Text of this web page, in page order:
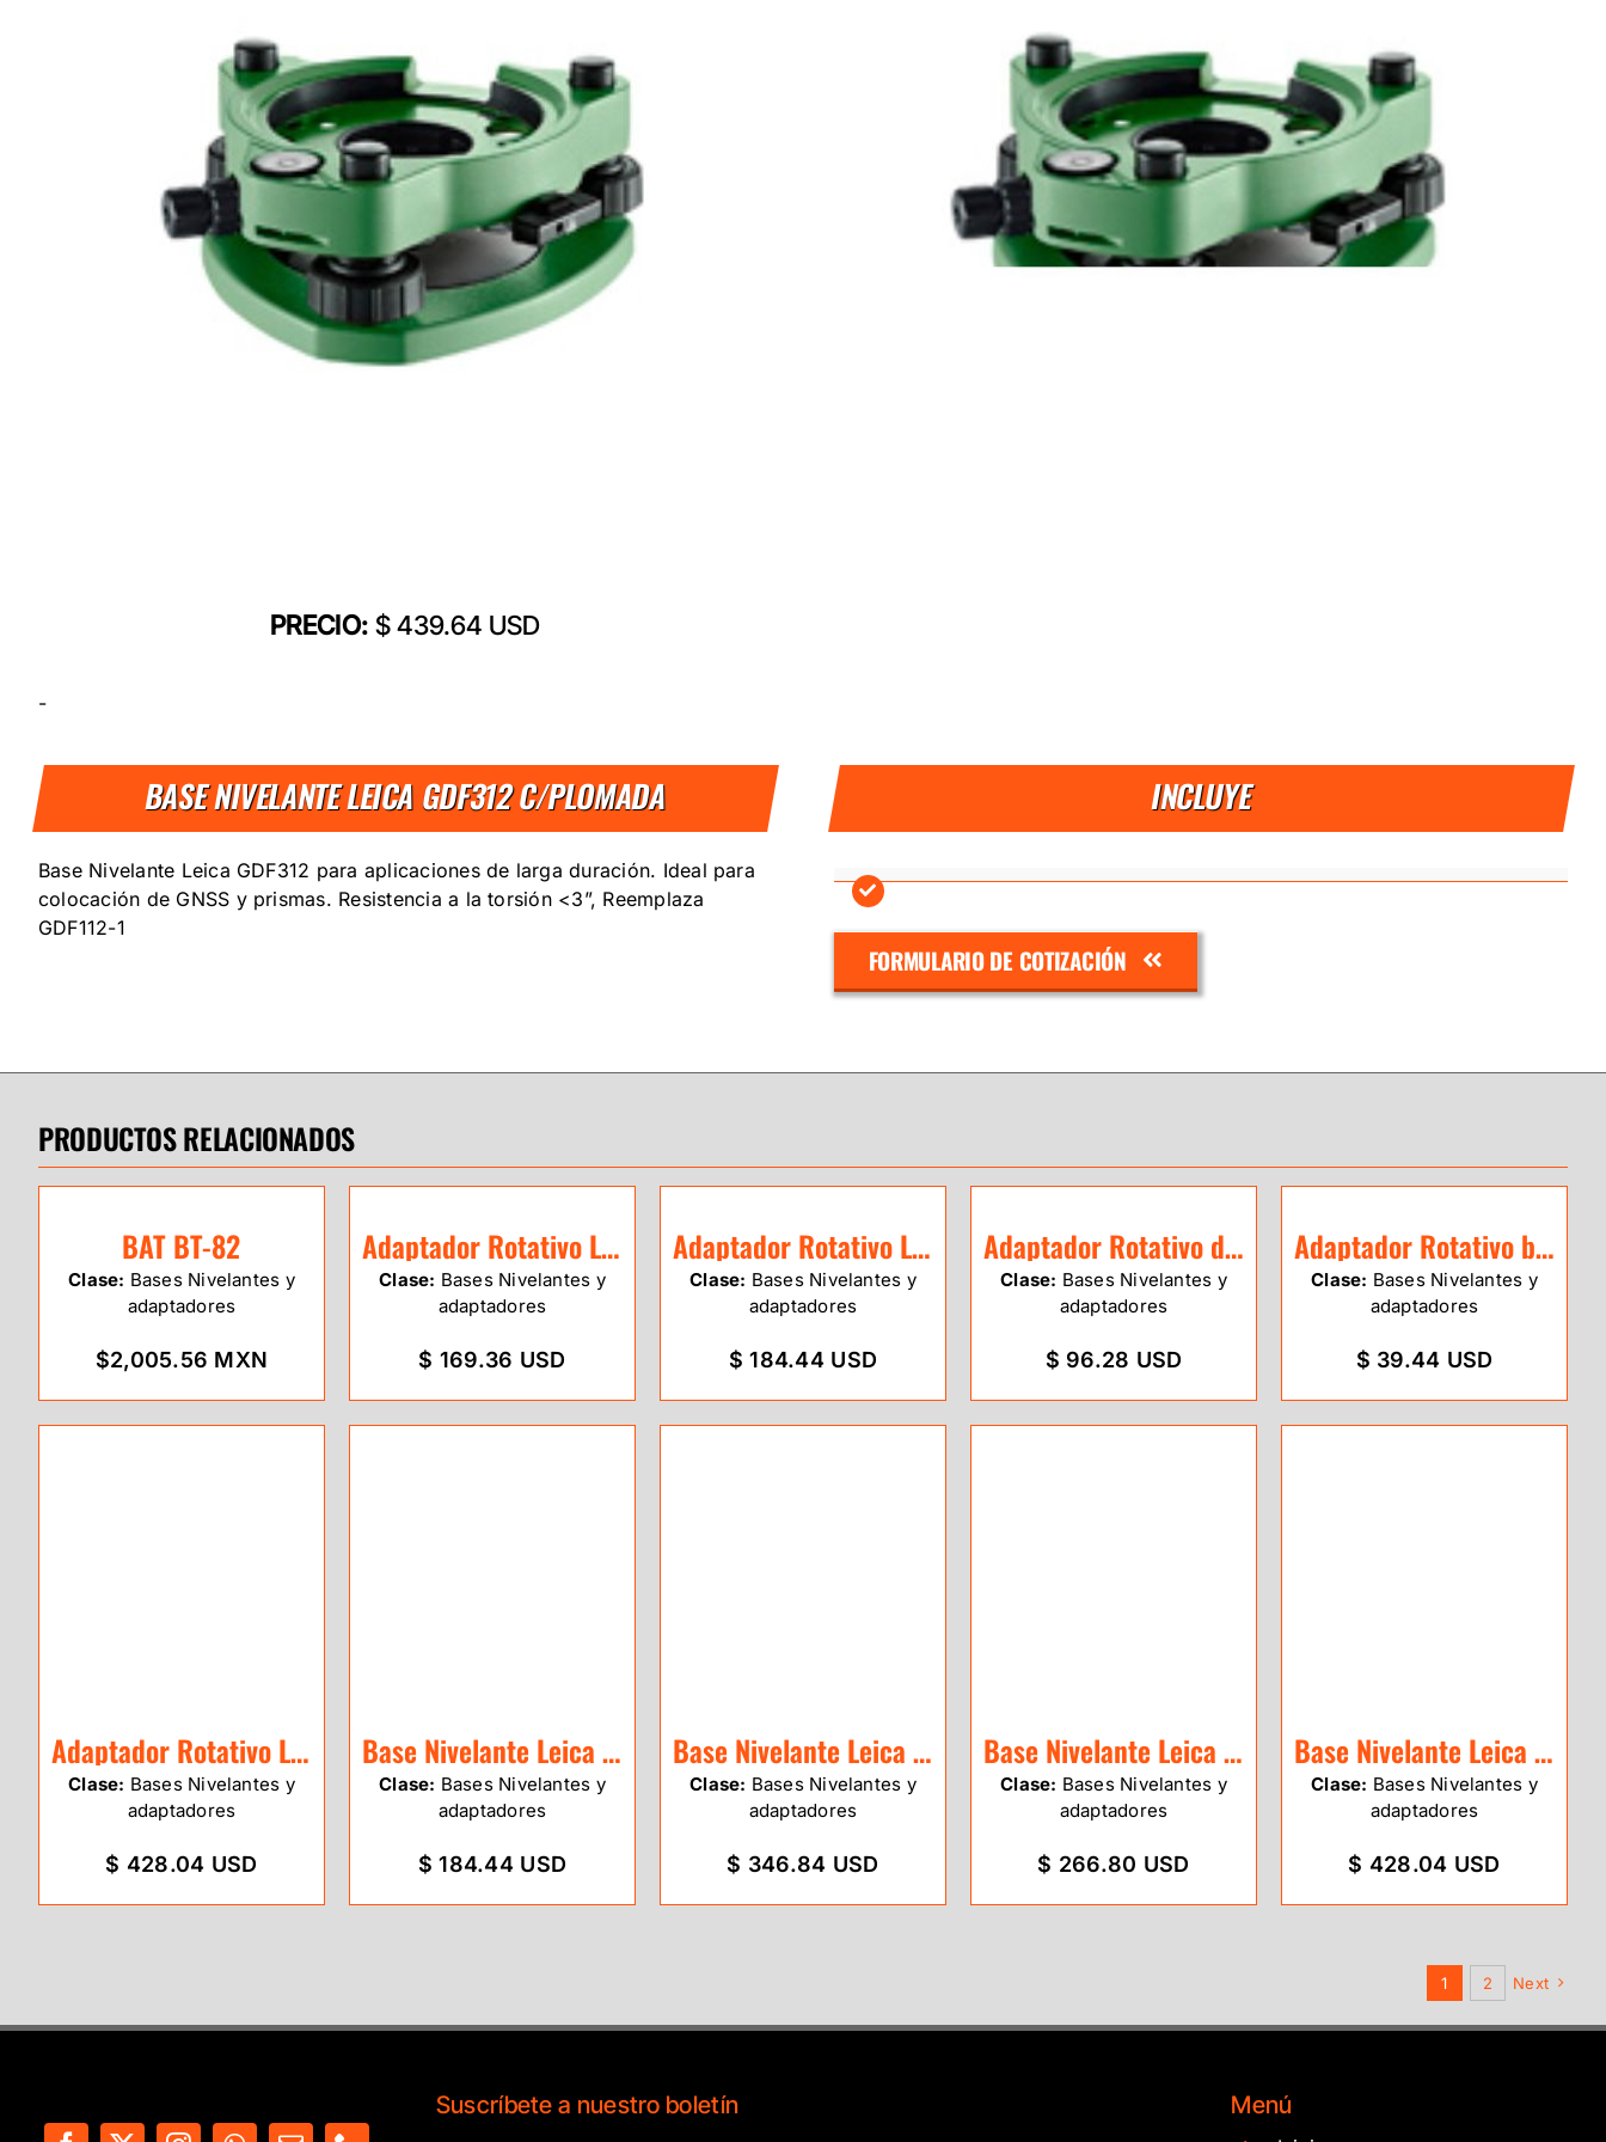
PRECIO: $ 439.64 USD
-
BASE NIVELANTE LEICA GDF312 C/PLOMADA INCLUYE
Base Nivelante Leica GDF312 para aplicaciones de larga duración. Ideal para
colocación de GNSS y prismas. Resistencia a la torsión <3”, Reemplaza
GDF112-1
FORMULARIO DE COTIZACIÓN
PRODUCTOS RELACIONADOS
BAT BT-82
Clase: Bases Nivelantes y
adaptadores
$2,005.56 MXN
Adaptador Rotativo Leica GRT146
Clase: Bases Nivelantes y
adaptadores
$ 169.36 USD
Adaptador Rotativo Leica GRT144
Clase: Bases Nivelantes y
adaptadores
$ 184.44 USD
Adaptador Rotativo de precisión SitePro
Clase: Bases Nivelantes y
adaptadores
$ 96.28 USD
Adaptador Rotativo básico SitePro
Clase: Bases Nivelantes y
adaptadores
$ 39.44 USD
Adaptador Rotativo Leica GZR103
Clase: Bases Nivelantes y
adaptadores
$ 428.04 USD
Base Nivelante Leica GDF301 sin plomada
Clase: Bases Nivelantes y
adaptadores
$ 184.44 USD
Base Nivelante Leica GDF302 c/plomada
Clase: Bases Nivelantes y
adaptadores
$ 346.84 USD
Base Nivelante Leica GDF311 sin plomada
Clase: Bases Nivelantes y
adaptadores
$ 266.80 USD
Base Nivelante Leica GDF321 sin plomada
Clase: Bases Nivelantes y
adaptadores
$ 428.04 USD
1 2 Next
Suscríbete a nuestro boletín Menú